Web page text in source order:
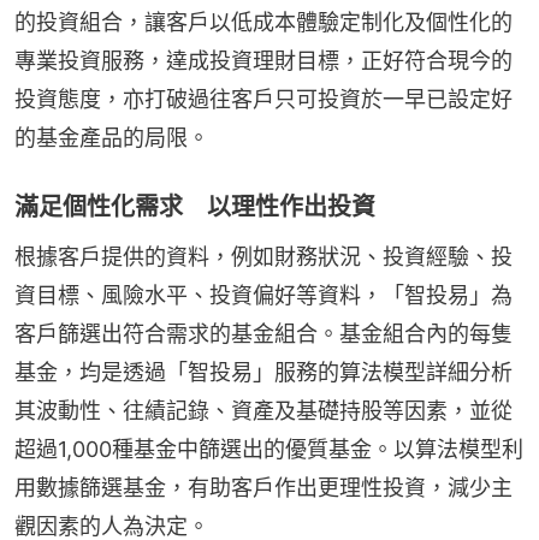
的投資組合，讓客戶以低成本體驗定制化及個性化的
專業投資服務，達成投資理財目標，正好符合現今的
投資態度，亦打破過往客戶只可投資於一早已設定好
的基金產品的局限。
滿足個性化需求 以理性作出投資
根據客戶提供的資料，例如財務狀況、投資經驗、投
資目標、風險水平、投資偏好等資料，「智投易」為
客戶篩選出符合需求的基金組合。基金組合內的每隻
基金，均是透過「智投易」服務的算法模型詳細分析
其波動性、往績記錄、資產及基礎持股等因素，並從
超過1,000種基金中篩選出的優質基金。以算法模型利
用數據篩選基金，有助客戶作出更理性投資，減少主
觀因素的人為決定。